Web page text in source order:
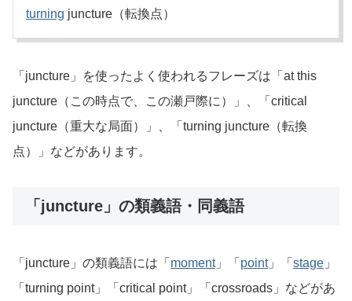
turning juncture（転換点）
「juncture」を使ったよく使われるフレーズは「at this
juncture（この時点で、この瀬戸際に）」、「critical
juncture（重大な局面）」、「turning juncture（転換
点）」などがあります。
「juncture」の類義語・同義語
「juncture」の類義語には「 moment」「 point」「 stage 」
「turning point」「critical point」「crossroads」などがあ